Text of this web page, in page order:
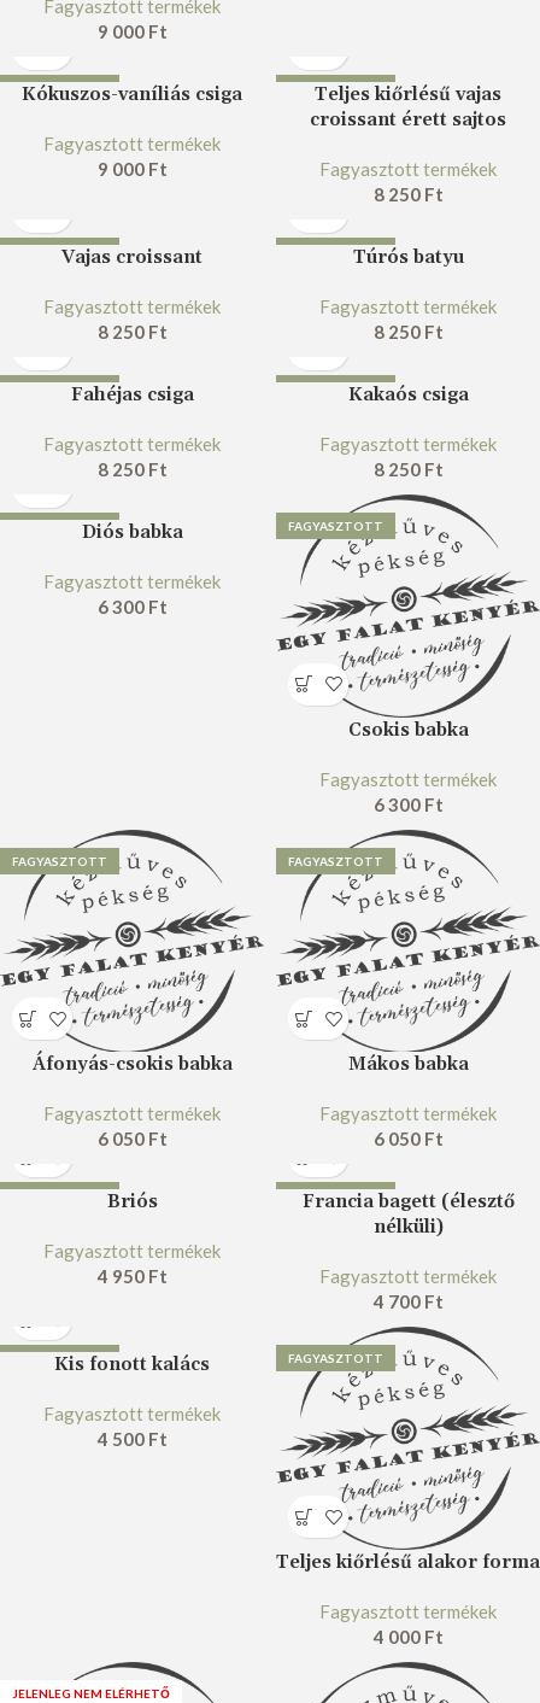
Fagyasztott termékek
9 000 Ft
FAGYASZTOTT
Kókuszos-vaníliás csiga
Fagyasztott termékek
9 000 Ft
FAGYASZTOTT
Teljes kiőrlésű vajas
croissant érett sajtos
Fagyasztott termékek
8 250 Ft
FAGYASZTOTTVajas croissant
Fagyasztott termékek
8 250 Ft
FAGYASZTOTTTúrós batyu
Fagyasztott termékek
8 250 Ft
FAGYASZTOTTFahéjas csiga
Fagyasztott termékek
8 250 Ft
FAGYASZTOTTKakaós csiga
Fagyasztott termékek
8 250 Ft
FAGYASZTOTTDiós babka
Fagyasztott termékek
6 300 Ft
FAGYASZTOTT
Csokis babka
Fagyasztott termékek
6 300 Ft
FAGYASZTOTT
Áfonyás-csokis babka
Fagyasztott termékek
6 050 Ft
FAGYASZTOTT
Mákos babka
Fagyasztott termékek
6 050 Ft
Briós
Fagyasztott termékek
4 950 Ft
FAGYASZTOTT
Francia bagett (élesztő
nélküli)
Fagyasztott termékek
4 700 Ft
FAGYASZTOTT
Kis fonott kalács
Fagyasztott termékek
4 500 Ft
FAGYASZTOTT
Teljes kiőrlésű alakor forma
Fagyasztott termékek
4 000 Ft
JELENLEG NEM ELÉRHETŐ